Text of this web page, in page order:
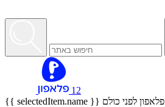
12
{{ selectedItem.name }} פלאפון לפני כולם